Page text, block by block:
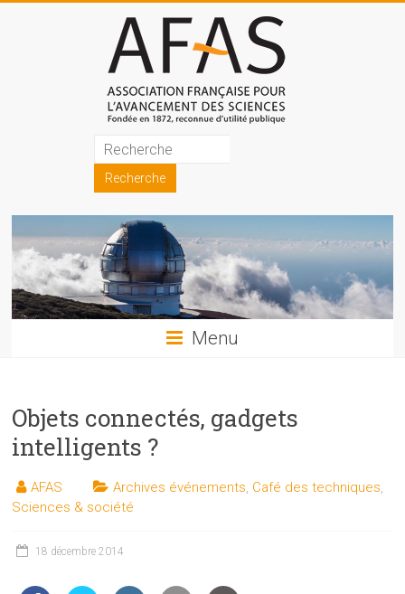
Association
française
pour
l'avancement
des
sciences
les
sciences
et
les
techniques
du
Menu
Objets connectés, gadgets
intelligents ?
AFAS Archives événements Café des techniques
Sciences & société
18 décembre 2014